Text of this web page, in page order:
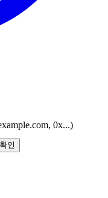
0x...)
인